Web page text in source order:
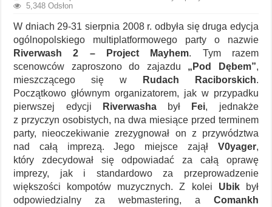
5,348 Odsłon
W dniach 29-31 sierpnia 2008 r. odbyła się druga edycja
ogólnopolskiego multiplatformowego party o nazwie
Riverwash 2 – Project Mayhem. Tym razem
scenowców zaproszono do zajazdu „Pod Dębem”,
mieszczącego się w
Rudach Raciborskich.
Początkowo głównym organizatorem, jak w przypadku
pierwszej edycji
Riverwashabył Fei, jednakże
z przyczyn osobistych, na dwa miesiące przed terminem
party, nieoczekiwanie zrezygnował on z przywództwa
nad całą imprezą. Jego miejsce zajął V0yager,
który zdecydował się odpowiadać za całą oprawę
imprezy, jak i standardowo za przeprowadzenie
większości kompotów muzycznych. Z kolei Ubikbył
odpowiedzialny za webmastering, a Comankh